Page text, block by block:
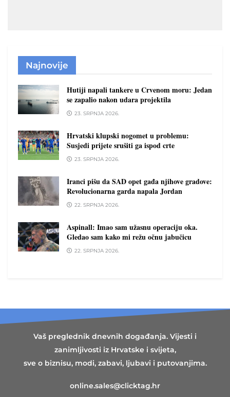
Najnovije
Hutiji napali tankere u Crvenom moru: Jedan
se zapalio nakon udara projektila
23. SRPNJA 2026.
Hrvatski klupski nogomet u problemu:
Susjedi prijete srušiti ga ispod crte
23. SRPNJA 2026.
Iranci pišu da SAD opet gađa njihove gradove:
Revolucionarna garda napala Jordan
22. SRPNJA 2026.
Aspinall: Imao sam užasnu operaciju oka.
Gledao sam kako mi režu očnu jabučicu
22. SRPNJA 2026.
Vaš preglednik dnevnih događanja. Vijesti i
zanimljivosti iz Hrvatske i svijeta,
sve o biznisu, modi, zabavi, ljubavi i putovanjima.
online.sales@clicktag.hr